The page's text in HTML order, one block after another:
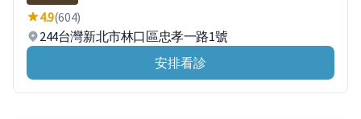
4.9(604)
244台灣新北市林口區忠孝一路1號
安排看診